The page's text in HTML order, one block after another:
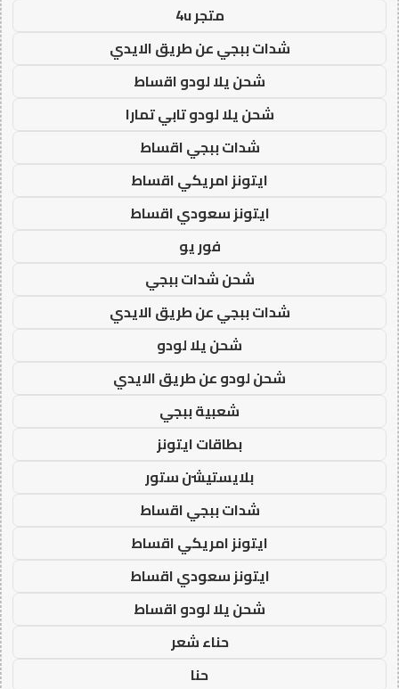
متجر 4u
شدات ببجي عن طريق الايدي
شحن يلا لودو اقساط
شحن يلا لودو تابي تمارا
شدات ببجي اقساط
ايتونز امريكي اقساط
ايتونز سعودي اقساط
فور يو
شحن شدات ببجي
شدات ببجي عن طريق الايدي
شحن يلا لودو
شحن لودو عن طريق الايدي
شعبية ببجي
بطاقات ايتونز
بلايستيشن ستور
شدات ببجي اقساط
ايتونز امريكي اقساط
ايتونز سعودي اقساط
شحن يلا لودو اقساط
حناء شعر
حنا